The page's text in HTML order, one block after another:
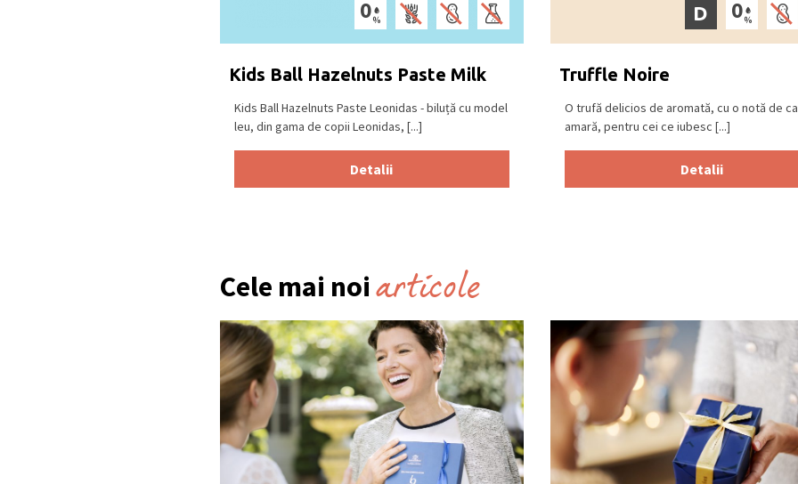
Kids Ball Hazelnuts Paste Milk
Kids Ball Hazelnuts Paste Leonidas - biluță cu model
leu, din gama de copii Leonidas, [...]
Detalii
D
Truffle Noire
O trufă delicios de aromată, cu o notă de
amară, pentru cei ce iubesc [...]
Detalii
Cele mai noi articole